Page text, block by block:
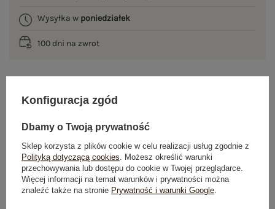
Wysyłka w poniedziałek
100 dni na zwrot
OPIS PRODUKTU
GŁÓWNE PARAMETRY
OPINIE O PRODUKCIE (1)
WYSYŁKA I DOSTAWA
Konfiguracja zgód
Dbamy o Twoją prywatność
Sklep korzysta z plików cookie w celu realizacji usług zgodnie z
Polityką dotyczącą cookies. Możesz określić warunki
przechowywania lub dostępu do cookie w Twojej przeglądarce.
Więcej informacji na temat warunków i prywatności można
znaleźć także na stronie Prywatność i warunki Google.